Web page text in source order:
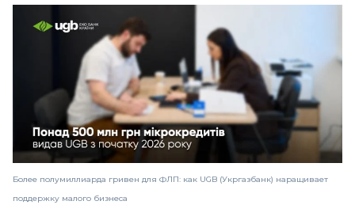
Более полумиллиарда гривен для ФЛП: как UGB (Укргазбанк) наращивает
поддержку малого бизнеса